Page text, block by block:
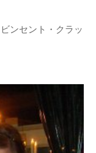
ンセント・クラッ